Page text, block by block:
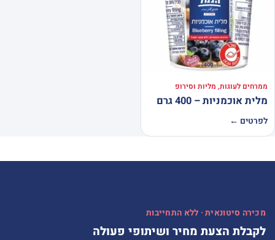
ממרחים לעוגות, מליות וסירופ
מלית אוכמניות – 400 גרם
לפרטים ←
מכירה סיטונאית · ללא התחייבות
לקבלת הצעת מחיר ושיתופי פעולה